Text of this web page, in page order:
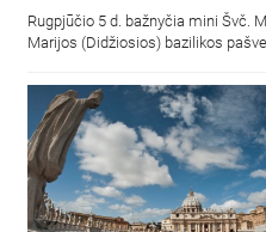
Rugpjūčio 5 d. bažnyčia mini Švč.
Marijos (Didžiosios) bazilikos
Snieginės švente. Šiluvos Švč.